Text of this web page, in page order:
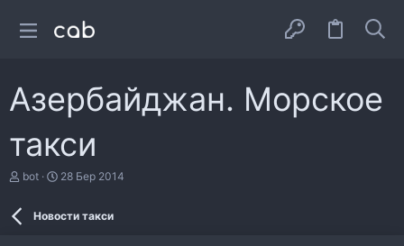
Азербайджан. Морское
такси
А
bot
Д
а
28 Бер 2014
Новости такси